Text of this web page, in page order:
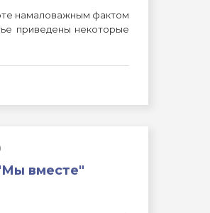
намаловажным фактом
приведены некоторые
вместе"